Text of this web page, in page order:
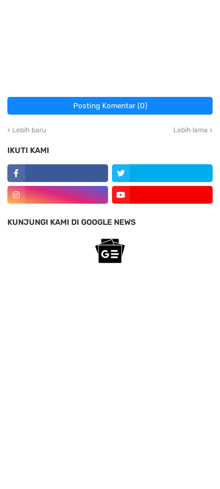
Posting Komentar (0)
Lebih baru Lebih lama
IKUTI KAMI
KUNJUNGI KAMI DI GOOGLE NEWS